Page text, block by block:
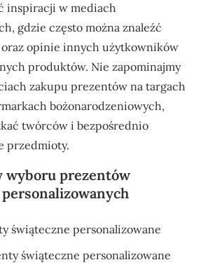
inspiracji w mediach
gdzie często można znaleźć
oraz opinie innych użytkowników
produktów. Nie zapominajmy
zakupu prezentów na targach
bożonarodzeniowych,
twórców i bezpośrednio
przedmioty.
wyboru prezentów
świąteczne personalizowane